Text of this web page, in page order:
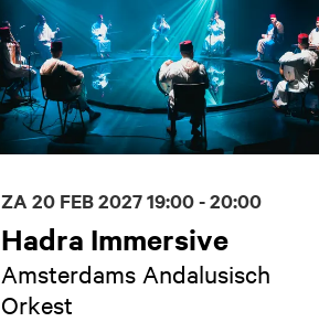
Hadra Immersive
Amsterdams Andalusisch
Orkest
ZA 20 FEB 202719:00 - 20:00